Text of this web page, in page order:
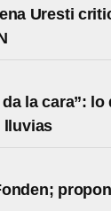
Uresti
da la cara”:
lluvias